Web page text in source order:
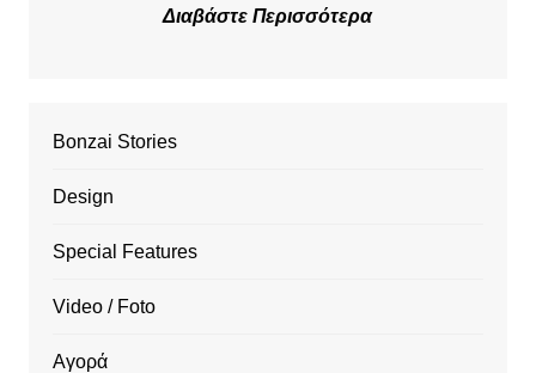
Διαβάστε Περισσότερα
Bonzai Stories
Design
Special Features
Video / Foto
Αγορά